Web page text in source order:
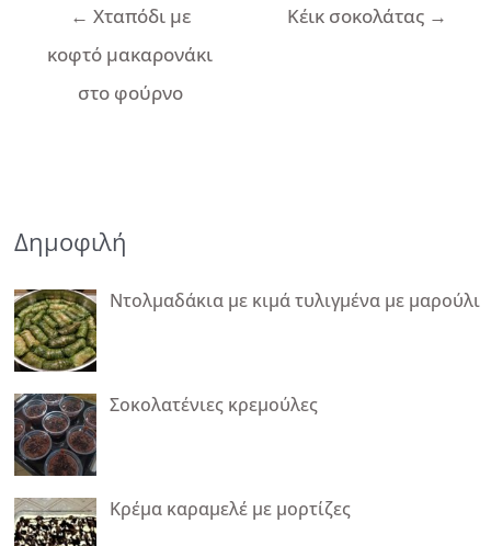
Πλοήγηση
← Χταπόδι με
κοφτό μακαρονάκι
στο φούρνο
Κέικ σοκολάτας →
Δημοφιλή
Ντολμαδάκια με κιμά τυλιγμένα με μαρούλι
Σοκολατένιες κρεμούλες
Κρέμα καραμελέ με μορτίζες